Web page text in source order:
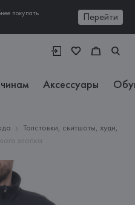
покупать
Перейти
Аксессуары
Толстовки, свитшоты, худи,
хлопка